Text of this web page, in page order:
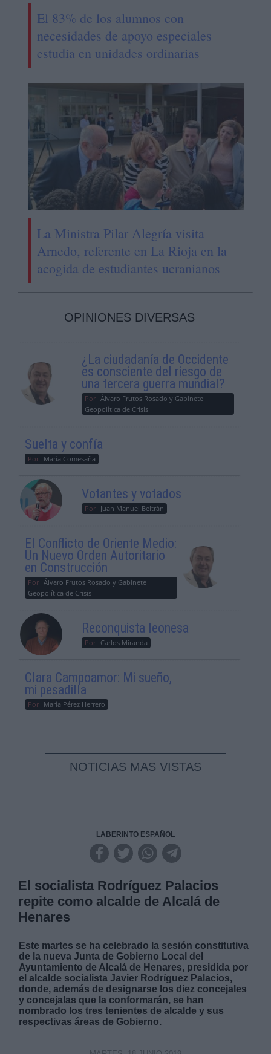
El 83% de los alumnos con
necesidades de apoyo especiales
estudia en unidades ordinarias
La Ministra Pilar Alegría visita
Arnedo, referente en La Rioja en la
acogida de estudiantes ucranianos
OPINIONES DIVERSAS
¿La ciudadanía de Occidente
es consciente del riesgo de
una tercera guerra mundial?
Por Álvaro Frutos Rosado y Gabinete
Geopolítica de Crisis
Suelta y confía
Por María Comesaña
Votantes y votados
Por Juan Manuel Beltrán
El Conflicto de Oriente Medio:
Un Nuevo Orden Autoritario
en Construcción
Por Álvaro Frutos Rosado y Gabinete
Geopolítica de Crisis
Reconquista leonesa
Por Carlos Miranda
Clara Campoamor: Mi sueño,
mi pesadilla
Por María Pérez Herrero
NOTICIAS MAS VISTAS
LABERINTO ESPAÑOL
El socialista Rodríguez Palacios
repite como alcalde de Alcalá de
Henares
Este martes se ha celebrado la sesión constitutiva
de la nueva Junta de Gobierno Local del
Ayuntamiento de Alcalá de Henares, presidida por
el alcalde socialista Javier Rodríguez Palacios,
donde, además de designarse los diez concejales
y concejalas que la conformarán, se han
nombrado los tres tenientes de alcalde y sus
respectivas áreas de Gobierno.